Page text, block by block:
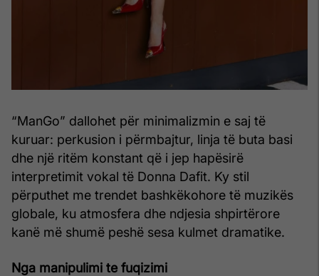
“ManGo” dallohet për minimalizmin e saj të
kuruar: perkusion i përmbajtur, linja të buta basi
dhe një ritëm konstant që i jep hapësirë
interpretimit vokal të Donna Dafit. Ky stil
përputhet me trendet bashkëkohore të muzikës
globale, ku atmosfera dhe ndjesia shpirtërore
kanë më shumë peshë sesa kulmet dramatike.
Nga manipulimi te fuqizimi